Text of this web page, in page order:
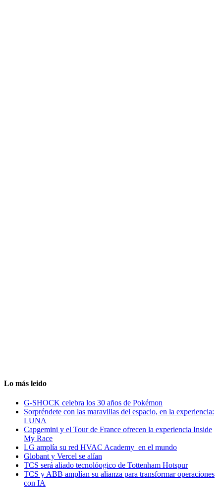
Lo más leido
G-SHOCK celebra los 30 años de Pokémon
Sorpréndete con las maravillas del espacio, en la experiencia:
LUNA
Capgemini y el Tour de France ofrecen la experiencia Inside
My Race
LG amplía su red HVAC Academy en el mundo
Globant y Vercel se alían
TCS será aliado tecnolóogico de Tottenham Hotspur
TCS y ABB amplían su alianza para transformar operaciones
con IA